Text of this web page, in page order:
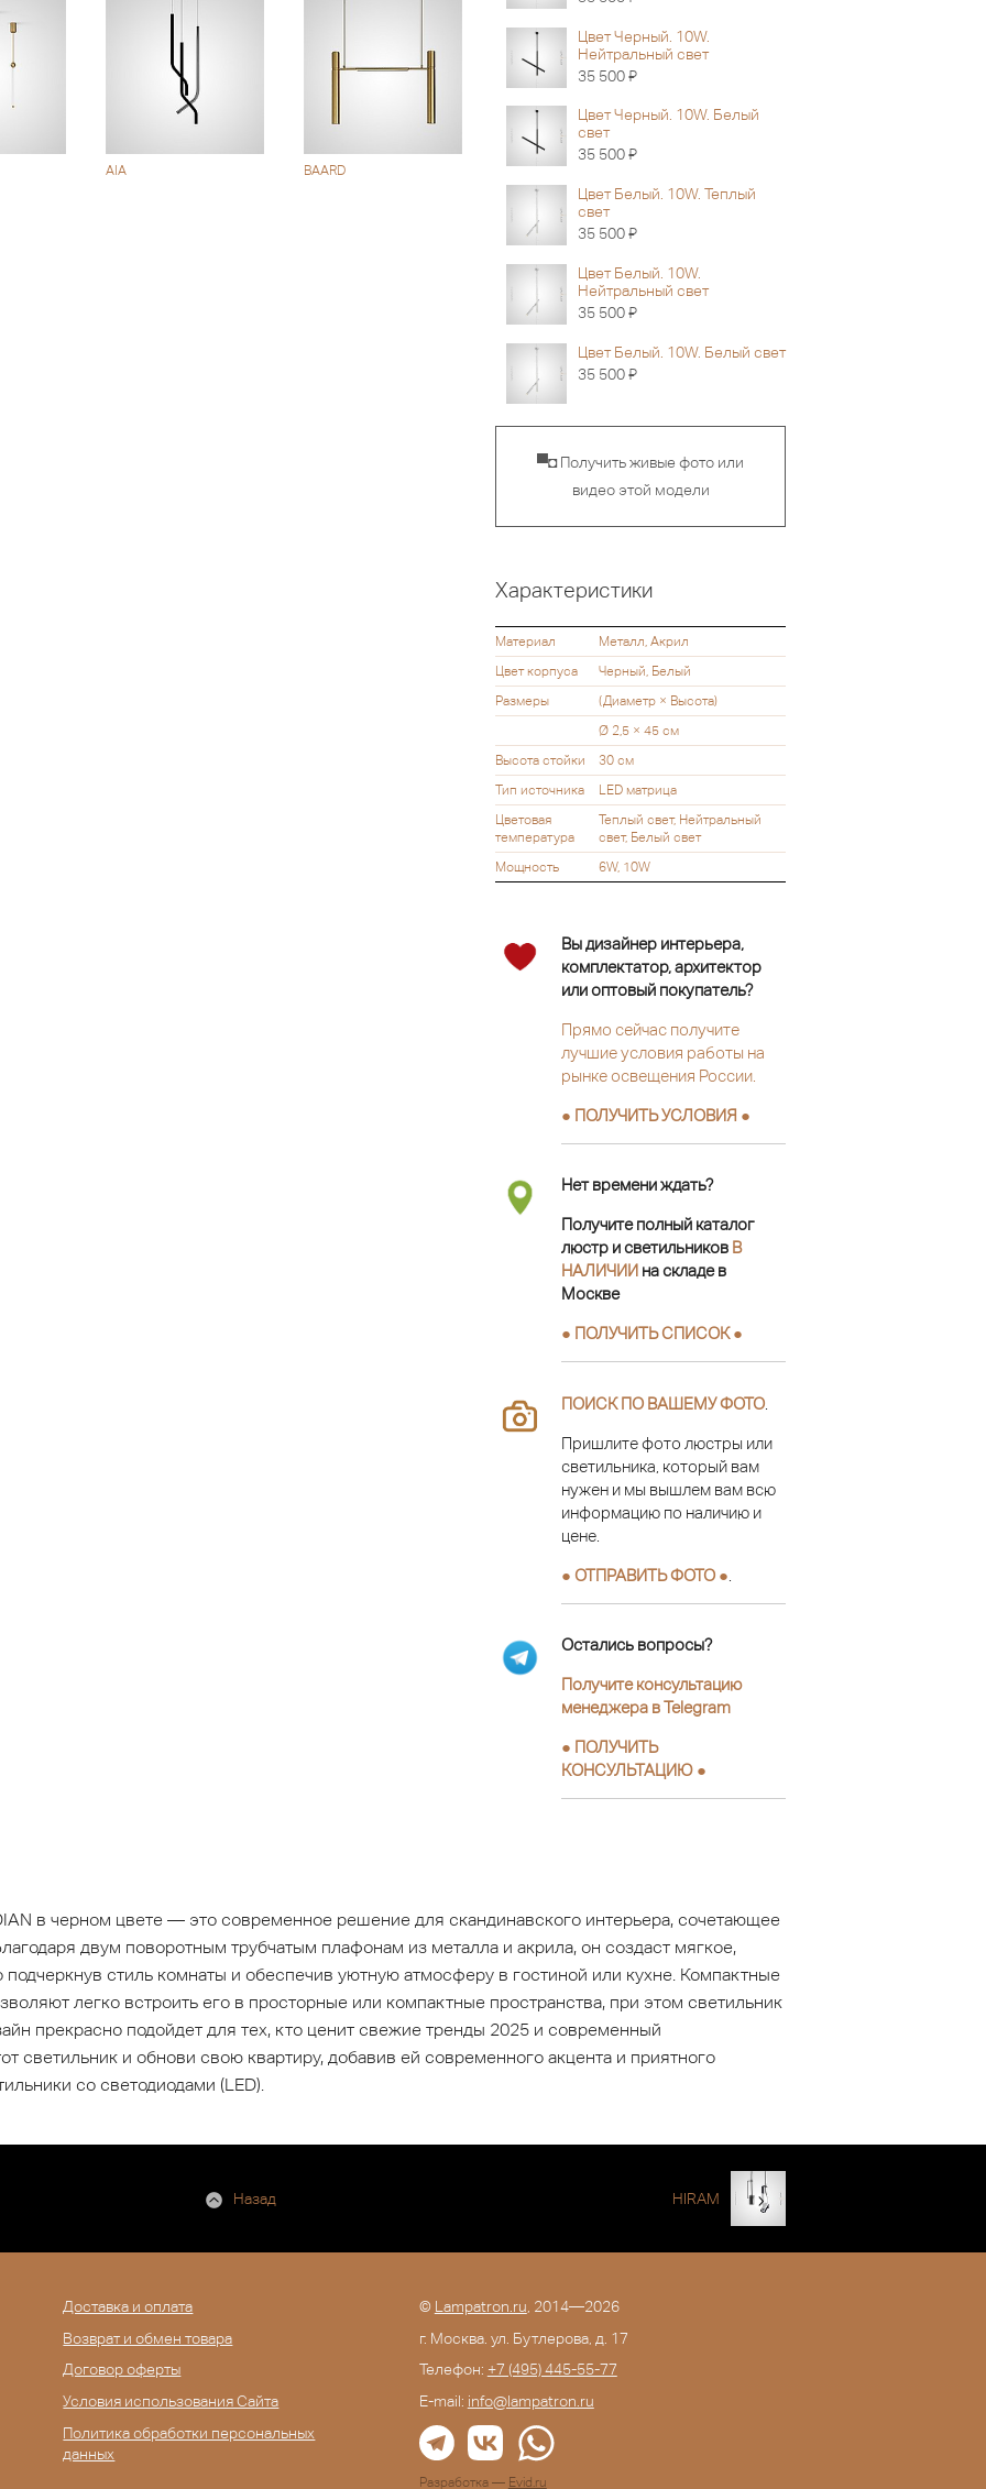
AIA BAARD
Цвет Черный. 10W.
Нейтральный свет
35 500Я
Цвет Черный. 10W. Белый
свет
35 500Я
Цвет Белый. 10W. Теплый
свет
35 500Я
Цвет Белый. 10W.
Нейтральный свет
35 500Я
Цвет Белый. 10W. Белый свет
35 500Я
▀◘ Получить живые фото или
видео этой модели
Характеристики
Материал
Металл, Акрил
Цвет корпуса
Черный, Белый
Размеры
(Диаметр × Высота)
Ø 2,5 × 45 см
Высота стойки
30 см
Тип источника
LED матрица
Цветовая
температура
Теплый свет, Нейтральный
свет, Белый свет
Мощность
6W, 10W
Вы дизайнер интерьера,
комплектатор, архитектор
или оптовый покупатель?
Прямо сейчас получите
лучшие условия работы на
рынке освещения России.
● ПОЛУЧИТЬ УСЛОВИЯ ●
Нет времени ждать?
Получите полный каталог
люстр и светильников В
НАЛИЧИИ на складе в
Москве
● ПОЛУЧИТЬ СПИСОК ●
ПОИСК ПО ВАШЕМУ ФОТО
Пришлите фото люстры или
светильника, который вам
нужен и мы вышлем вам всю
информацию по наличию и
цене.
● ОТПРАВИТЬ ФОТО ●
Остались вопросы?
Получите консультацию
менеджера в Telegram
● ПОЛУЧИТЬ
КОНСУЛЬТАЦИЮ ●
в черном цвете — это современное решение для скандинавского интерьера, сочетающее
двум поворотным трубчатым плафонам из металла и акрила, он создаст мягкое,
стиль комнаты и обеспечив уютную атмосферу в гостиной или кухне. Компактные
легко встроить его в просторные или компактные пространства, при этом светильник
прекрасно подойдет для тех, кто ценит свежие тренды 2025 и современный
светильник и обнови свою квартиру, добавив ей современного акцента и приятного
со светодиодами (LED).
Назад HIRAM
Доставка и оплата
Возврат и обмен товара
Договор оферты
Условия использования Сайта
Политика обработки персональных
данных
© Lampatron.ru , 2014—2026
г. Москва. ул. Бутлерова, д. 17
Телефон: +7 (495) 445-55-77
E-mail: info@lampatron.ru
Разработка — Evid.ru